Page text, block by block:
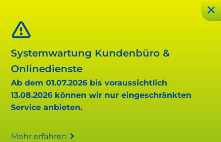
Systemwartung Kundenbüro &
Onlinedienste
Ab dem 01.07.2026 bis voraussichtlich
13.08.2026 können wir nur eingeschränkten
Service anbieten.
Mehr erfahren